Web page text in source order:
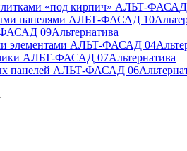
«под кирпич» АЛЬТ-ФАСАД
панелями АЛЬТ-ФАСАД 10
ФАСАД 09Альтернатива
элементами АЛЬТ-ФАСАД 04
АЛЬТ-ФАСАД 07Альтернатива
панелей АЛЬТ-ФАСАД 06